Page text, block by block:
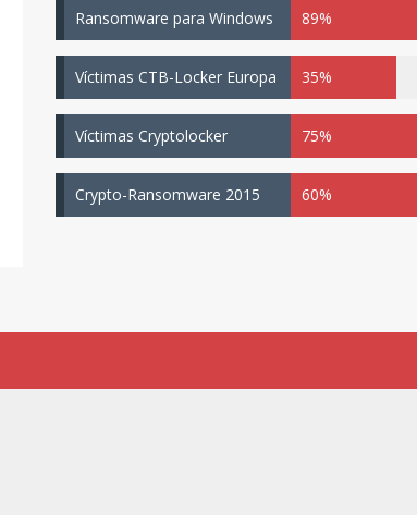
Ransomware para Windows 89%
Víctimas CTB-Locker Europa 35%
Víctimas Cryptolocker 75%
Crypto-Ransomware 2015 60%